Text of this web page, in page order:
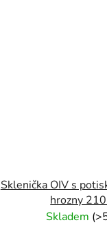
Sklenička OIV s
hrozny
Skladem (